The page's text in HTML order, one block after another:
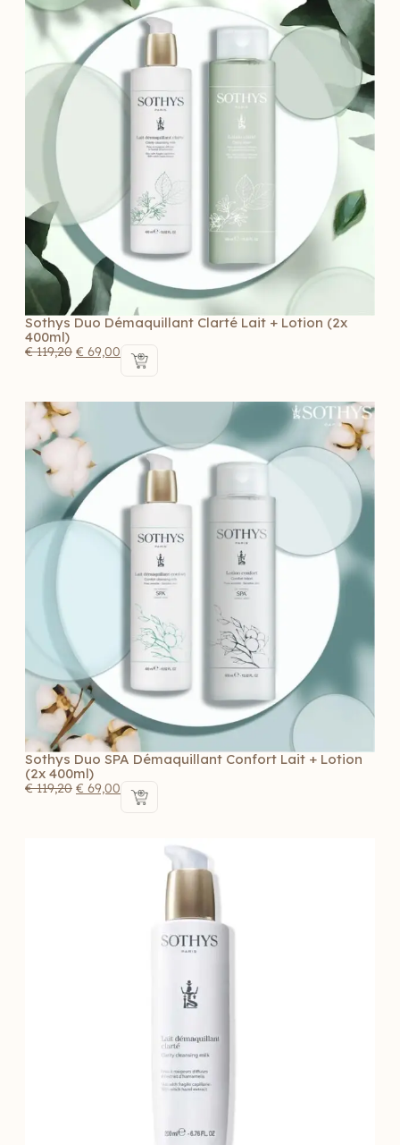
Sothys Duo Démaquillant Clarté Lait + Lotion (2x
400ml)
€119,20 € 69,00
Sothys Duo SPA Démaquillant Confort Lait + Lotion
(2x 400ml)
€119,20 € 69,00